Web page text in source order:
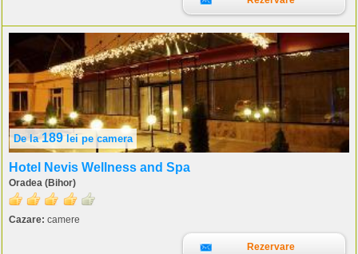
De la189lei pe camera
Hotel Nevis Wellness and Spa
Oradea (Bihor)
Cazare: camere
Rezervare